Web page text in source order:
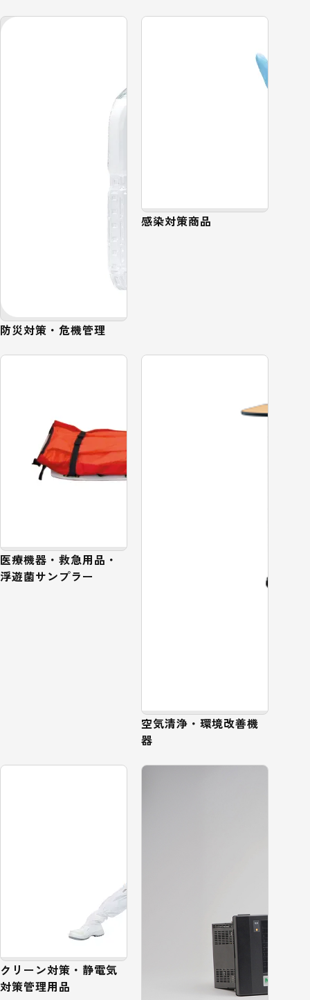
防災対策・危機管理
感染対策商品
医療機器・救急用品・
浮遊菌サンプラー
空気清浄・環境改善機
器
クリーン対策・静電気
対策管理用品